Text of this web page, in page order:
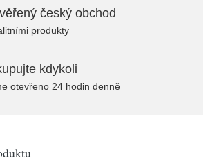
český obchod
produkty
kdykoli
otevřeno 24 hodin denně